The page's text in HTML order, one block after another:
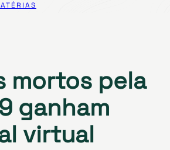
mortos pela
ganham
virtual